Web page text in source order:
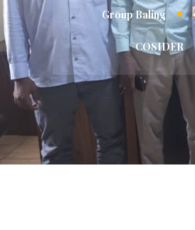
Group Baling
COSIDER